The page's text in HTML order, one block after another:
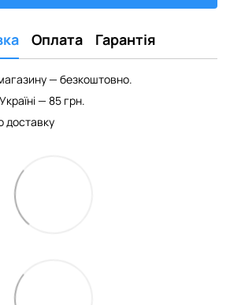
Оплата Гарантія
— безкоштовно.
— 85 грн.
доставку